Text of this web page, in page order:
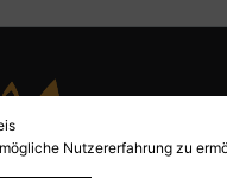
Nutzererfahrung zu